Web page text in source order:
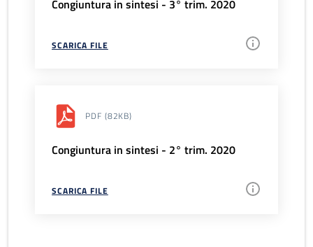
Congiuntura in sintesi - 3° trim. 2020
SCARICA FILE
PDF (82KB)
Congiuntura in sintesi - 2° trim. 2020
SCARICA FILE